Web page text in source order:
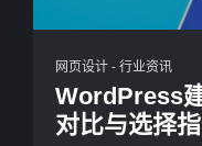
网页设计 - 行业资讯
WordPress
对比与选择